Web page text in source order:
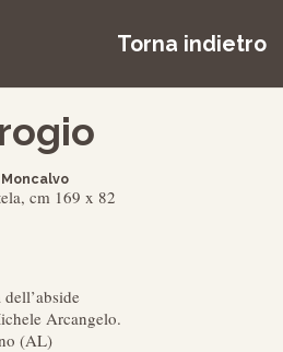
Torna indietro
cm 169 x 82
Arcangelo.
(AL)